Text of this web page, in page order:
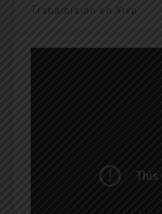
Transmisión en Vivo